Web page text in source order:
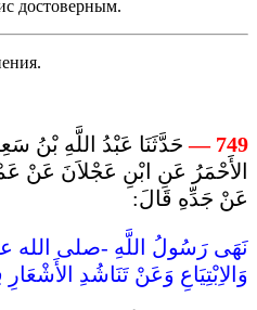
достоверным.
749
—حَدَّثَنَا عَبْدُ اللَّهِ بْنُ
الأَحْمَرُ عَنِ ابْنِ عَجْلاَنَ عَنْ
عَنْ جَدِّهِ قَالَ:
نَهَى رَسُولُ اللَّهِ -صلى الله
وَالاِبْتِيَاعِ وَعَنْ تَنَاشُدِ